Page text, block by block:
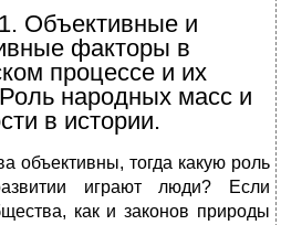
Объективные и
факторы в
процессе и их
народных масс и
в истории.
объективны, тогда какую роль
играют люди? Если
как и законов природы